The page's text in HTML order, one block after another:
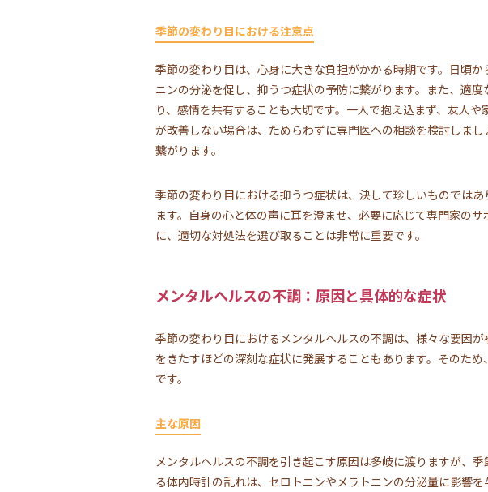
季節の変わり目における注意点
季節の変わり目は、心身に大きな負担がかかる時期です。日頃
ニンの分泌を促し、抑うつ症状の予防に繋がります。また、適
り、感情を共有することも大切です。一人で抱え込まず、友人
が改善しない場合は、ためらわずに専門医への相談を検討しま
繋がります。
季節の変わり目における抑うつ症状は、決して珍しいものでは
ます。自身の心と体の声に耳を澄ませ、必要に応じて専門家の
に、適切な対処法を選び取ることは非常に重要です。
メンタルヘルスの不調：原因と具体的な症状
季節の変わり目におけるメンタルヘルスの不調は、様々な要因
をきたすほどの深刻な症状に発展することもあります。そのた
です。
主な原因
メンタルヘルスの不調を引き起こす原因は多岐に渡りますが、
る体内時計の乱れは、セロトニンやメラトニンの分泌量に影響